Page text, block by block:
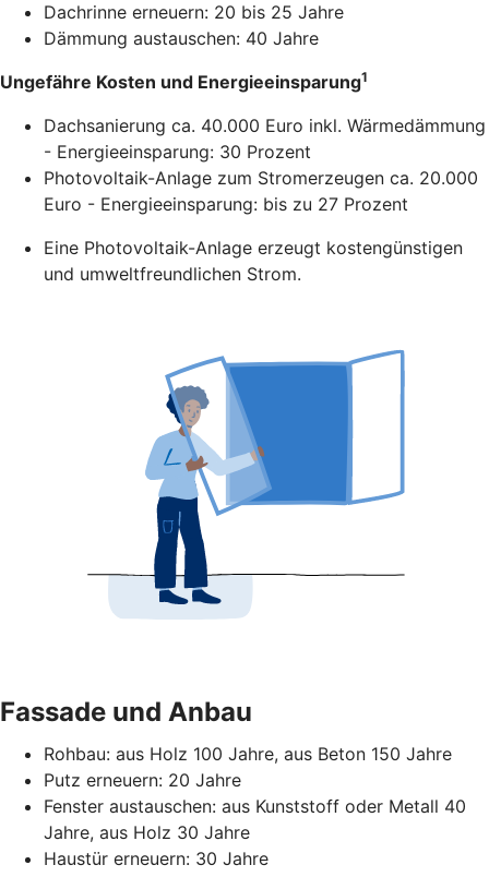
Dachrinne erneuern: 20 bis 25 Jahre
Dämmung austauschen: 40 Jahre
Ungefähre Kosten und Energieeinsparung1
Dachsanierung ca. 40.000 Euro inkl. Wärmedämmung
- Energieeinsparung: 30 Prozent
Photovoltaik-Anlage zum Stromerzeugen ca. 20.000
Euro - Energieeinsparung: bis zu 27 Prozent
Eine Photovoltaik-Anlage erzeugt kostengünstigen
und umweltfreundlichen Strom.
Fassade und Anbau
Rohbau: aus Holz 100 Jahre, aus Beton 150 Jahre
Putz erneuern: 20 Jahre
Fenster austauschen: aus Kunststoff oder Metall 40
Jahre, aus Holz 30 Jahre
Haustür erneuern: 30 Jahre